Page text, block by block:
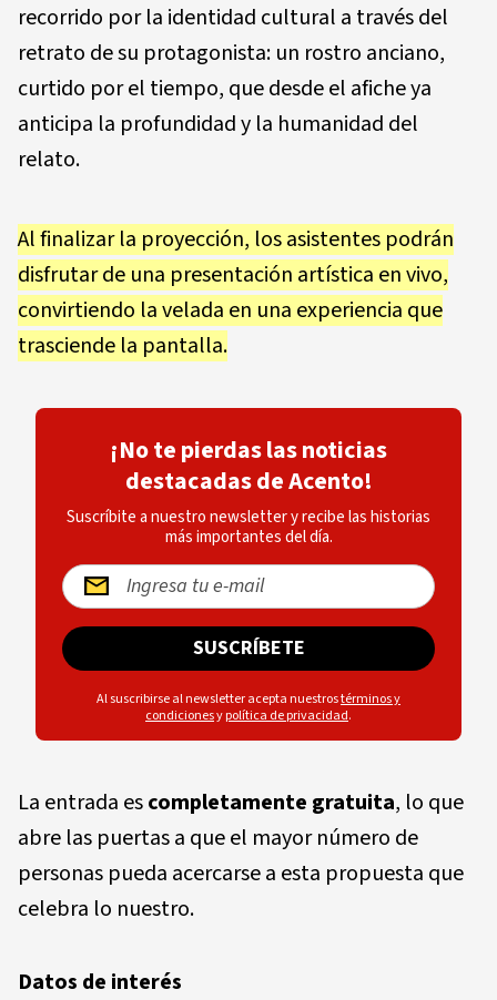
recorrido por la identidad cultural a través del
retrato de su protagonista: un rostro anciano,
curtido por el tiempo, que desde el afiche ya
anticipa la profundidad y la humanidad del
relato.
Al finalizar la proyección, los asistentes podrán
disfrutar de una presentación artística en vivo,
convirtiendo la velada en una experiencia que
trasciende la pantalla.
¡No te pierdas las noticias
destacadas de Acento!
Suscríbite a nuestro newsletter y recibe las historias
más importantes del día.
SUSCRÍBETE
Al suscribirse al newsletter acepta nuestrostérminos y
condicionesypolítica de privacidad.
La entrada escompletamente gratuita, lo que
abre las puertas a que el mayor número de
personas pueda acercarse a esta propuesta que
celebra lo nuestro.
Datos de interés